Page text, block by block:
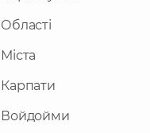
Області
Міста
Карпати
Войдойми